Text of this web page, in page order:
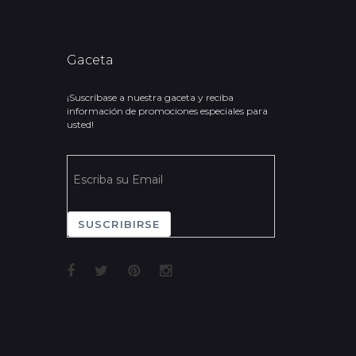
Gaceta
¡Suscríbase a nuestra gaceta y reciba
información de promociones especiales para
usted!
SUSCRIBIRSE